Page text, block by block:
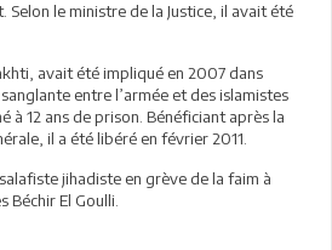
le ministre de la Justice, il avait été
avait été impliqué en 2007 dans
entre l’armée et des islamistes
à 12 ans de prison. Bénéficiant après la
il a été libéré en février 2011.
jihadiste en grève de la faim à
Béchir El Goulli.